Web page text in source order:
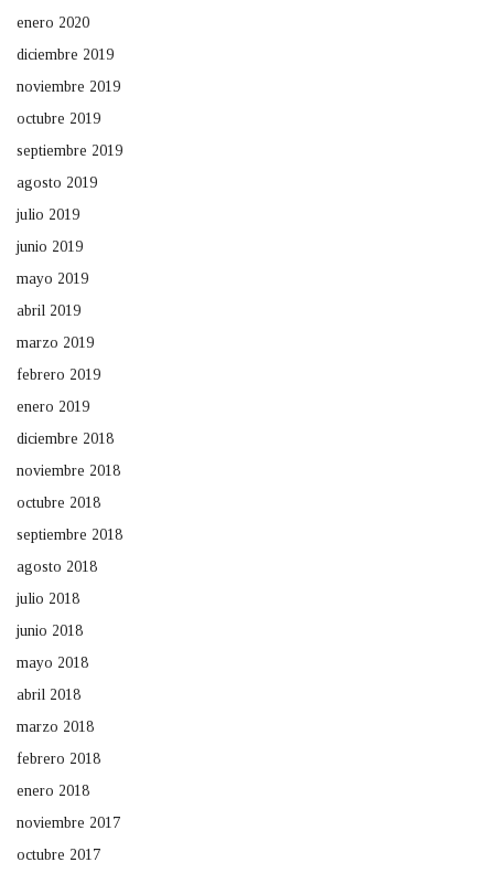
enero 2020
diciembre 2019
noviembre 2019
octubre 2019
septiembre 2019
agosto 2019
julio 2019
junio 2019
mayo 2019
abril 2019
marzo 2019
febrero 2019
enero 2019
diciembre 2018
noviembre 2018
octubre 2018
septiembre 2018
agosto 2018
julio 2018
junio 2018
mayo 2018
abril 2018
marzo 2018
febrero 2018
enero 2018
noviembre 2017
octubre 2017